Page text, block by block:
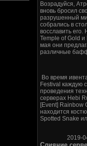
Возрадуйся,
вновь бросил
разрушенный
собрались в
восславить
Temple of Gold
мая они
различные
Во время
Festival каждую
проведения
серверах Hebi
[Event] Rainbow
находится
Spotted Snake
2019-